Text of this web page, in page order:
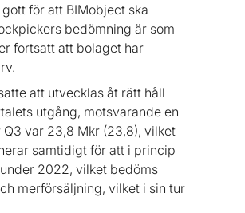
för att BIMobject ska
bedömning är som
fortsatt att bolaget har
att utvecklas åt rätt håll
utgång, motsvarande en
var 23,8 Mkr (23,8), vilket
samtidigt för att i princip
2022, vilket bedöms
merförsäljning, vilket i sin tur